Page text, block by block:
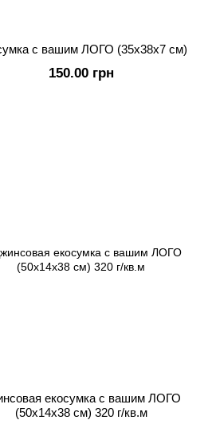
с вашим ЛОГО (35х38х7 см)
150.00 грн
екосумка с вашим ЛОГО
(50x14х38 см) 320 г/кв.м